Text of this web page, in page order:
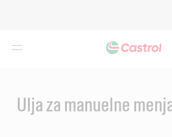
Ulja za manuelne